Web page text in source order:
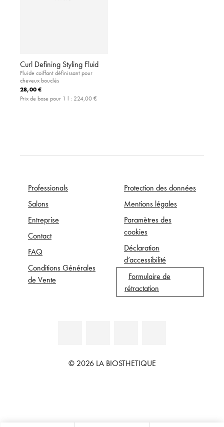
Curl Defining Styling Fluid
Fluide coiffant définissant pour
cheveux bouclés
28,00 €
Prix de base pour 1 l : 224,00 €
Professionals
Salons
Entreprise
Contact
FAQ
Conditions Générales
de Vente
Protection des données
Mentions légales
Paramètres des
cookies
Déclaration
d’accessibilité
Formulaire de
rétractation
© 2026 LA BIOSTHETIQUE